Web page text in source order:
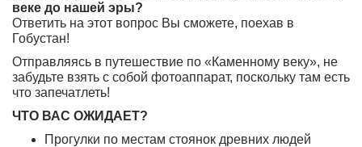
веке до нашей эры?
Ответить на этот вопрос Вы сможете, поехав в
Гобустан!
Отправляясь в путешествие по «Каменному веку», не
забудьте взять с собой фотоаппарат, поскольку там есть
что запечатлеть!
ЧТО ВАС ОЖИДАЕТ?
Прогулки по местам стоянок древних людей